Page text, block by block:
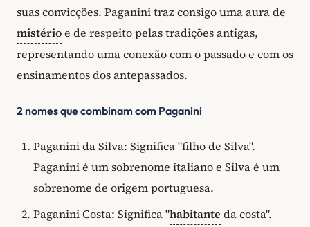
suas convicções. Paganini traz consigo uma aura de
mistérioe de respeito pelas tradições antigas,
representando uma conexão com o passado e com os
ensinamentos dos antepassados.
2 nomes que combinam com Paganini
Paganini da Silva: Significa "filho de Silva".
Paganini é um sobrenome italiano e Silva é um
sobrenome de origem portuguesa.
Paganini Costa: Significa "habitante da costa".